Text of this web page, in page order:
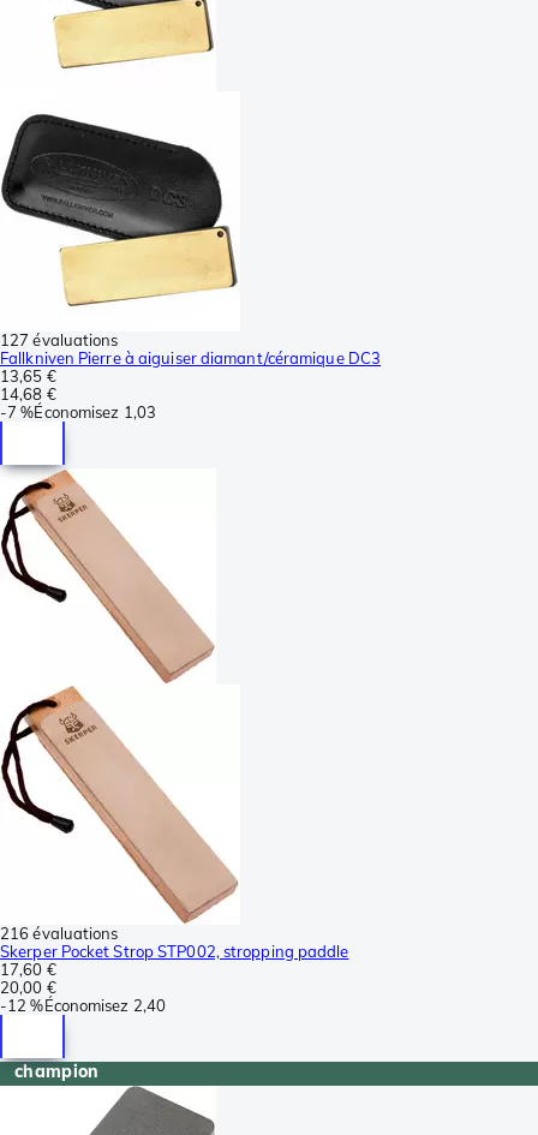
127 évaluations
Fallkniven Pierre à aiguiser diamant/céramique DC3
13,65 €
14,68 €
-7 %Économisez 1,03
216 évaluations
Skerper Pocket Strop STP002, stropping paddle
17,60 €
20,00 €
-12 %Économisez 2,40
champion